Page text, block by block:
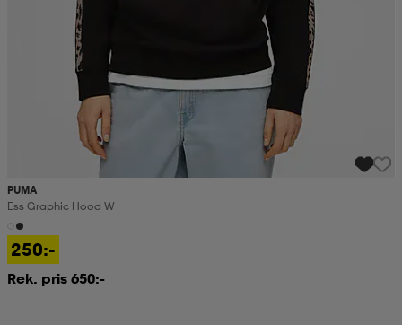
PUMA
Ess Graphic Hood W
250:-
Rek. pris 650:-